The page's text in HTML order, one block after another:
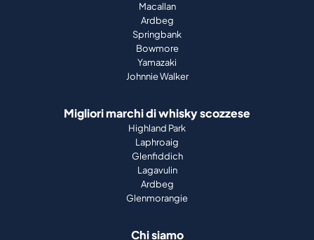
Macallan
Ardbeg
Springbank
Bowmore
Yamazaki
Johnnie Walker
Migliori marchi di whisky scozzese
Highland Park
Laphroaig
Glenfiddich
Lagavulin
Ardbeg
Glenmorangie
Chi siamo